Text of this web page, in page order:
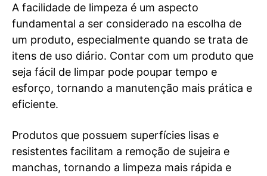
A facilidade de limpeza é um aspecto
fundamental a ser considerado na escolha de
um produto, especialmente quando se trata de
itens de uso diário. Contar com um produto que
seja fácil de limpar pode poupar tempo e
esforço, tornando a manutenção mais prática e
eficiente.
Produtos que possuem superfícies lisas e
resistentes facilitam a remoção de sujeira e
manchas, tornando a limpeza mais rápida e